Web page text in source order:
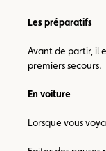
Les préparatifs
Avant de partir, il
premiers secours.
En voiture
Lorsque vous